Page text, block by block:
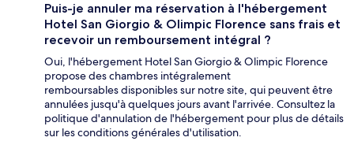
Puis-je annuler ma réservation à l'hébergement
Hotel San Giorgio & Olimpic Florence sans frais et
recevoir un remboursement intégral ?
Oui, l'hébergement Hotel San Giorgio & Olimpic Florence
propose des chambres intégralement
remboursables disponibles sur notre site, qui peuvent être
annulées jusqu'à quelques jours avant l'arrivée. Consultez la
politique d'annulation de l'hébergement pour plus de détails
sur les conditions générales d'utilisation.